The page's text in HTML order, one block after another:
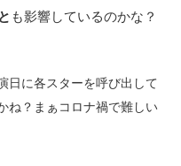
も影響しているのかな？
日に各スターを呼び出して
ね？まぁコロナ禍で難しい